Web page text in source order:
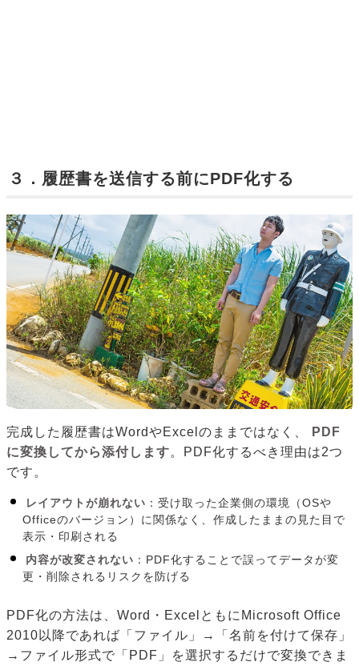
３．履歴書を送信する前にPDF化する
完成した履歴書はWordやExcelのままではなく、
PDF
に変換してから添付します。PDF化するべき理由は2つ
です。
レイアウトが崩れない ：受け取った企業側の環境（OSや
Officeのバージョン）に関係なく、作成したままの見た目で
表示・印刷される
内容が改変されない ：PDF化することで誤ってデータが変
更・削除されるリスクを防げる
PDF化の方法は、Word・ExcelともにMicrosoft Office
2010以降であれば「ファイル」→「名前を付けて保存」
→ファイル形式で「PDF」を選択するだけで変換できま